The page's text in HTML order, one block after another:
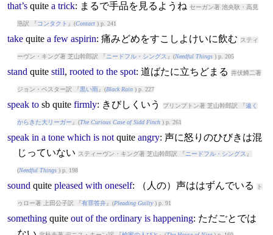
that’s quite a trick: まるで手品を見るようね セーガン著 池央耿・高見
浩訳 『 コンタクト 』(Contact) p. 241
take quite a few aspirin: 痛みどめをすこしよけいに飲む スティ
ーヴン・キング著 芝山幹郎訳 『 ニードフル・シングス 』(Needful Things) p. 205
stand quite still, rooted to the spot: 道ばたに立ちどまる 井伏鱒二著
ジョン・ベスター訳 『黒い雨 』(Black Rain) p. 227
speak tosb quite firmly: きびしくいう プリンプトン著 芝山幹郎訳 『遠く
からきた大リーガー 』(The Curious Case of Sidd Finch) p. 261
speak in a tone which is not quite angry: 声に怒りのひびきは混
じっていない スティーヴン・キング著 芝山幹郎訳 『 ニードフル・シングス 』
(Needful Things) p. 198
sound quite pleased with oneself: （人の）声ははずんでいる ト
ゥロー著 上田公子訳 『有罪答弁』(Pleading Guilty) p. 91
something quite out of the ordinary is happening: ただごとでは